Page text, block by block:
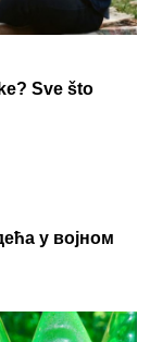
Sve što
у војном